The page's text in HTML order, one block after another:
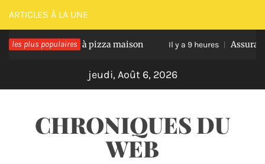
Passer
au
contenu
ARTICLES À LA UNE
les plus populaires
une pâte à pizza maison Il y a 9 heures Assurance auto
jeudi, Août 6, 2026
CHRONIQUES DU
WEB